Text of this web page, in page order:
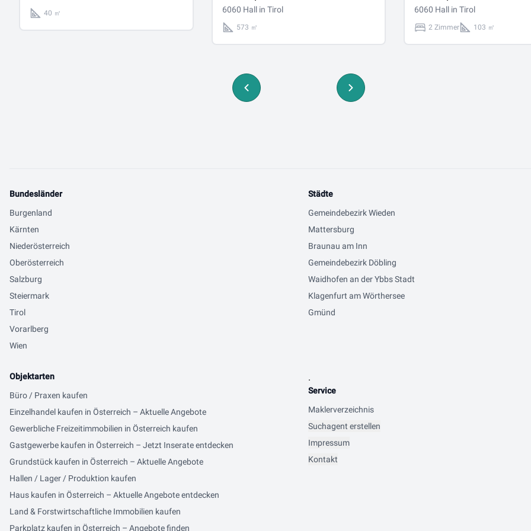
40 ㎡
Wohnungseigentumseinheiten | ca.
573m² Nutzfläche
6060 Hall in Tirol
573 ㎡
Wohneinheiten | ca. 103m²
Nutzfläche
6060 Hall in Tirol
2 Zimmer 103 ㎡
Bundesländer
Burgenland
Kärnten
Niederösterreich
Oberösterreich
Salzburg
Steiermark
Tirol
Vorarlberg
Wien
Städte
Gemeindebezirk Wieden
Mattersburg
Braunau am Inn
Gemeindebezirk Döbling
Waidhofen an der Ybbs Stadt
Klagenfurt am Wörthersee
Gmünd
Objektarten
Büro / Praxen kaufen
Einzelhandel kaufen in Österreich – Aktuelle Angebote
Gewerbliche Freizeitimmobilien in Österreich kaufen
Gastgewerbe kaufen in Österreich – Jetzt Inserate entdecken
Grundstück kaufen in Österreich – Aktuelle Angebote
Hallen / Lager / Produktion kaufen
Haus kaufen in Österreich – Aktuelle Angebote entdecken
Land & Forstwirtschaftliche Immobilien kaufen
Parkplatz kaufen in Österreich – Angebote finden
.
Service
Maklerverzeichnis
Suchagent erstellen
Impressum
Kontakt